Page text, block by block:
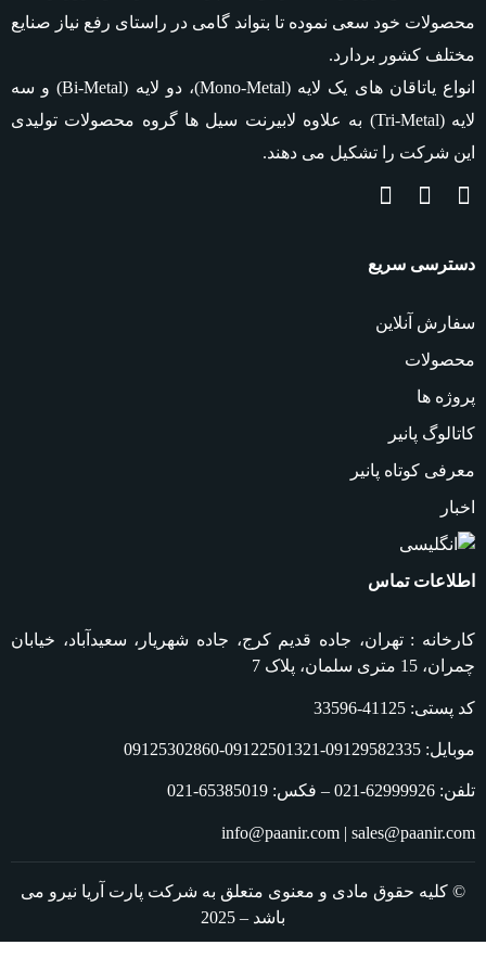
محصولات خود سعی نموده تا بتواند گامی در راستای رفع نیاز صنایع
مختلف کشور بردارد.
انواع یاتاقان های یک لایه (Mono-Metal) ، دو لایه (Bi-Metal)
و سه
لایه(Tri-Metal)
به علاوه لابیرنت سیل ها گروه محصولات تولیدی
این شرکت را تشکیل می دهند.
دسترسی سریع
سفارش آنلاین
محصولات
پروژه ها
کاتالوگ پانیر
معرفی کوتاه پانیر
اخبار
اطلاعات تماس
کارخانه : تهران، جاده قدیم کرج، جاده شهریار، سعیدآباد، خیابان
چمران، 15 متری سلمان، پلاک 7
کد پستی: 41125-33596
موبایل: 09129582335-09122501321-09125302860
تلفن: 62999926-021 – فکس: 65385019-021
info@paanir.com | sales@paanir.com
© کلیه حقوق مادی و معنوی متعلق به شرکت پارت آریا نیرو می
باشد – 2025